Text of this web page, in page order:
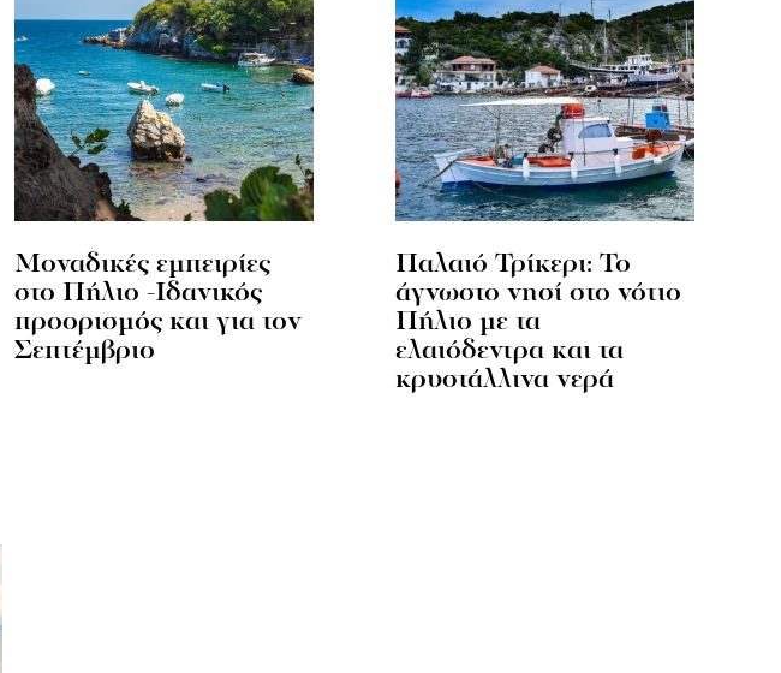
Μοναδικές εμπειρίες
στο Πήλιο -Ιδανικός
προορισμός και για τον
Σεπτέμβριο
Παλαιό Τρίκερι: Το
άγνωστο νησί στο νότιο
Πήλιο με τα
ελαιόδεντρα και τα
κρυστάλλινα νερά